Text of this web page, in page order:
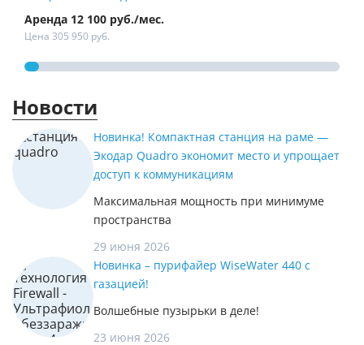
Аренда 12 100 руб./мес.
Цена 305 950 руб.
Новости
Новинка! Компактная станция на раме —
Экодар Quadro экономит место и упрощает
доступ к коммуникациям
Максимальная мощность при минимуме
пространства
29 июня 2026
Новинка – пурифайер WiseWater 440 с
газацией!
Волшебные пузырьки в деле!
23 июня 2026